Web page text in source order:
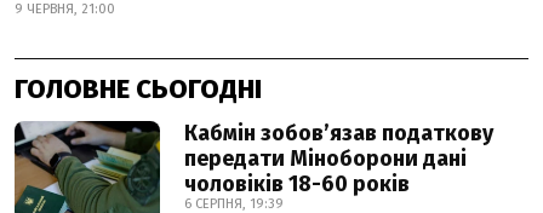
9 ЧЕРВНЯ, 21:00
ГОЛОВНЕ СЬОГОДНІ
Кабмін зобовʼязав податкову
передати Міноборони дані
чоловіків 18-60 років
6 СЕРПНЯ, 19:39